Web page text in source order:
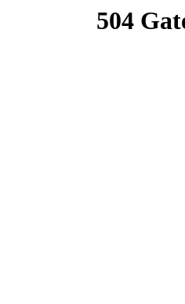
504